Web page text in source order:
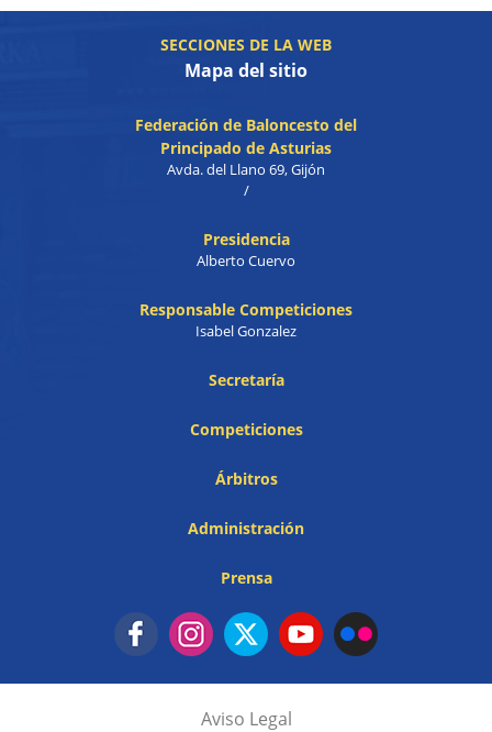
SECCIONES DE LA WEB
Mapa del sitio
Federación de Baloncesto del
Principado de Asturias
Avda. del Llano 69, Gijón
/
Presidencia
Alberto Cuervo
Responsable Competiciones
Isabel Gonzalez
Secretaría
Competiciones
Árbitros
Administración
Prensa
Aviso Legal